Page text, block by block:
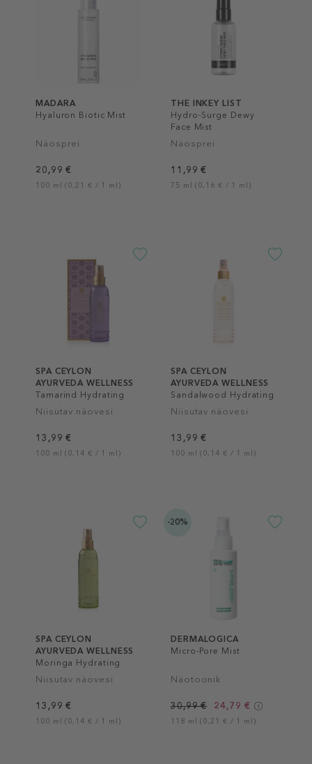
MADARA
Hyaluron Biotic Mist
Näosprei
20,99 €
100 ml (0,21 € / 1 ml)
THE INKEY LIST
Hydro-Surge Dewy
Face Mist
Näosprei
11,99 €
75 ml (0,16 € / 1 ml)
SPA CEYLON
AYURVEDA WELLNESS
Tamarind Hydrating
Facial Water Mist
Niisutav näovesi
13,99 €
100 ml (0,14 € / 1 ml)
SPA CEYLON
AYURVEDA WELLNESS
Sandalwood Hydrating
Facial Water Mist
Niisutav näovesi
13,99 €
100 ml (0,14 € / 1 ml)
SPA CEYLON
AYURVEDA WELLNESS
Moringa Hydrating
Facial Water Mist
Niisutav näovesi
13,99 €
100 ml (0,14 € / 1 ml)
-20%
DERMALOGICA
Micro-Pore Mist
Näotoonik
30,99 € 24,79 €
118 ml (0,21 € / 1 ml)